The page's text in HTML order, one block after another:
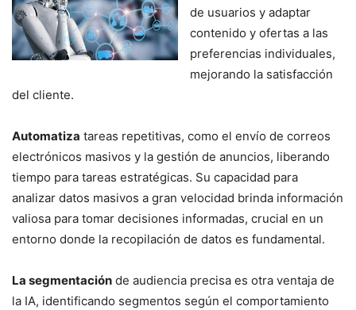
de usuarios y adaptar
contenido y ofertas a las
preferencias individuales,
mejorando la satisfacción
del cliente.
Automatiza tareas repetitivas, como el envío de correos
electrónicos masivos y la gestión de anuncios, liberando
tiempo para tareas estratégicas. Su capacidad para
analizar datos masivos a gran velocidad brinda información
valiosa para tomar decisiones informadas, crucial en un
entorno donde la recopilación de datos es fundamental.
La segmentación de audiencia precisa es otra ventaja de
la IA, identificando segmentos según el comportamiento